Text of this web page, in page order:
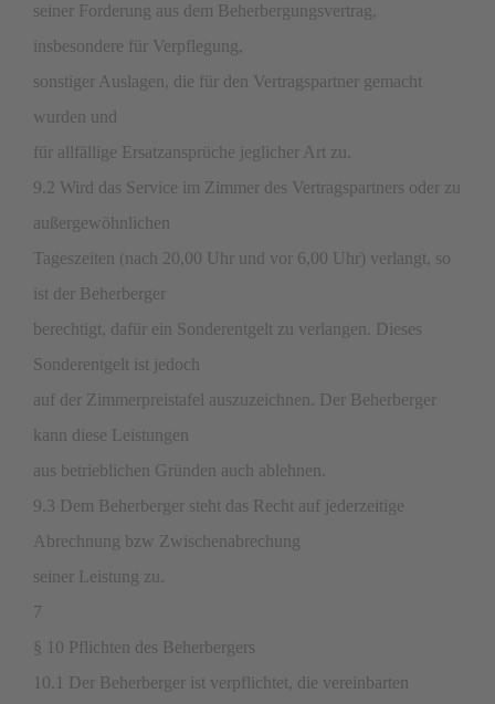
seiner Forderung aus dem Beherbergungsvertrag,
insbesondere für Verpflegung,
sonstiger Auslagen, die für den Vertragspartner gemacht
wurden und
für allfällige Ersatzansprüche jeglicher Art zu.
9.2 Wird das Service im Zimmer des Vertragspartners oder zu
außergewöhnlichen
Tageszeiten (nach 20,00 Uhr und vor 6,00 Uhr) verlangt, so
ist der Beherberger
berechtigt, dafür ein Sonderentgelt zu verlangen. Dieses
Sonderentgelt ist jedoch
auf der Zimmerpreistafel auszuzeichnen. Der Beherberger
kann diese Leistungen
aus betrieblichen Gründen auch ablehnen.
9.3 Dem Beherberger steht das Recht auf jederzeitige
Abrechnung bzw Zwischenabrechung
seiner Leistung zu.
7
§ 10 Pflichten des Beherbergers
10.1 Der Beherberger ist verpflichtet, die vereinbarten